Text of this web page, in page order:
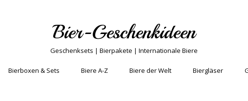
Bier-Geschenkideen
Geschenksets | Bierpakete | Internationale Biere
Bierboxen & Sets Biere A-Z Biere der Welt Biergläser